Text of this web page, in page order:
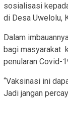
sosialisasi
di Desa Uwelolu,
Dalam
bagi masyarakat
penularan Covid-
“Vaksinasi ini
Jadi jangan